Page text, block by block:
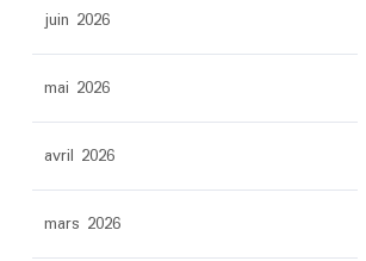
juin 2026
mai 2026
avril 2026
mars 2026